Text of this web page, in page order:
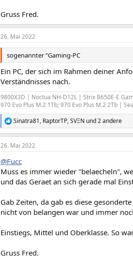
Gruss Fred.
26. Mai 2022
sogenannter "Gaming-PC
Ein PC, der sich im Rahmen deiner
Verständnisses nach.
9800X3D | Noctua NH-D12L | Strix B650E-E
970 Evo Plus M.2 1Tb; 970 Evo Plus M.2 2Tb |
R
e
a
k
i
o
e
:
Sinatra81, RaptorTP,SVΞN und 2 andere
26. Mai 2022
@Fucc
Muss es immer wieder "belaecheln",
und das Geraet an sich gerade mal
Gab Zeiten, da gab es diese
nicht von belangen war und immer
Einstiegs, Mittel und Oberklasse. So
Gruss Fred.